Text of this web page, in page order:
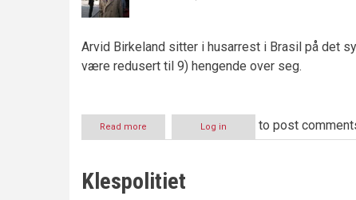
Arvid Birkeland sitter i husarrest i Brasil på det
være redusert til 9) hengende over seg.
Read more
ARVID
Det
Log in to post
Klespolitiet